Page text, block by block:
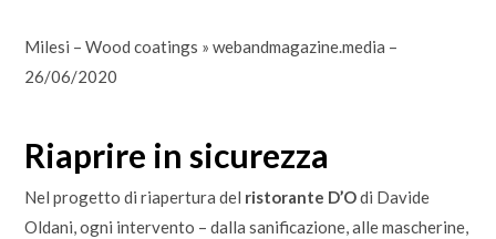
Milesi – Wood coatings »webandmagazine.media –
26/06/2020
Riaprire in sicurezza
Nel progetto di riapertura del ristorante D’Odi Davide
Oldani, ogni intervento – dalla sanificazione, alle mascherine,